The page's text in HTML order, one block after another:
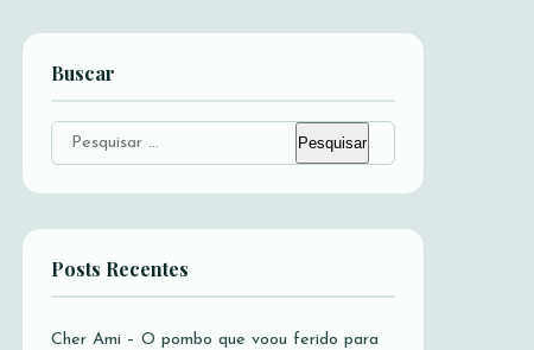
Buscar
Pesquisar
por:
Posts Recentes
Cher Ami – O pombo que voou ferido para